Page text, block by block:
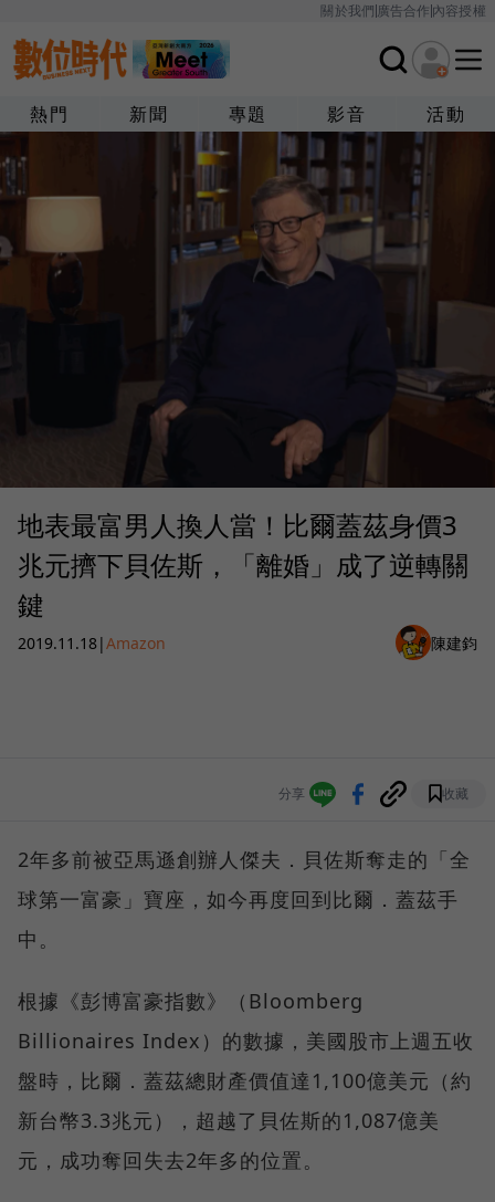
關於我們廣告合作內容授權
熱門 新聞 專題 影音 活動
地表最富男人換人當！比爾蓋茲身價3
兆元擠下貝佐斯，「離婚」成了逆轉關
鍵
2019.11.18|Amazon 陳建鈞
分享 收藏
2年多前被亞馬遜創辦人傑夫．貝佐斯奪走的「全
球第一富豪」寶座，如今再度回到比爾．蓋茲手
中。
根據《彭博富豪指數》（Bloomberg
Billionaires Index）的數據，美國股市上週五收
盤時，比爾．蓋茲總財產價值達1,100億美元（約
新台幣3.3兆元），超越了貝佐斯的1,087億美
元，成功奪回失去2年多的位置。